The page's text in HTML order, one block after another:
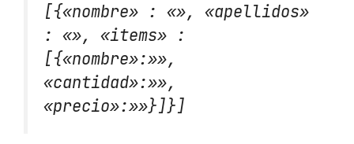
[{«nombre» : «», «apellidos»
: «», «items» :
[{«nombre»:»»,
«cantidad»:»»,
«precio»:»»}]}]